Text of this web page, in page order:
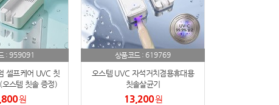
: 959091
셀프케어 UVC 칫
스템 칫솔 증정)
원
상품코드 : 619769
오스템 UVC 자석거치겸용휴대용
칫솔살균기
13,200원